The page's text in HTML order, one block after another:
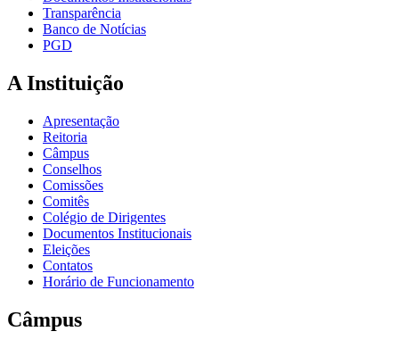
Transparência
Banco de Notícias
PGD
A Instituição
Apresentação
Reitoria
Câmpus
Conselhos
Comissões
Comitês
Colégio de Dirigentes
Documentos Institucionais
Eleições
Contatos
Horário de Funcionamento
Câmpus